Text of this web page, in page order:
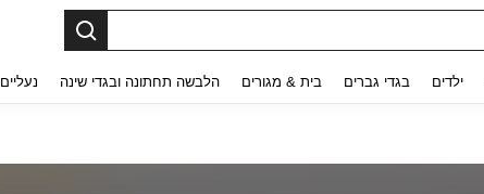
ילדים בגדי גברים בית & מגורים הלבשה תחתונה ובגדי שינה נעליים